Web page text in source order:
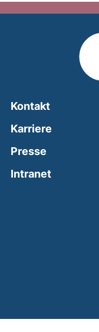
Kontakt
Karriere
Presse
Intranet(external